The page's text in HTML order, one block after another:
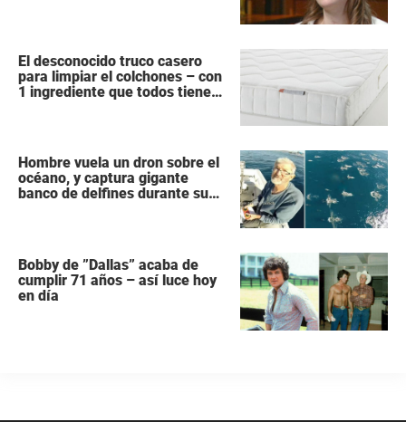
El desconocido truco casero
para limpiar el colchones – con
1 ingrediente que todos tiene
Hombre vuela un dron sobre el
océano, y captura gigante
banco de delfines durante su
Bobby de ”Dallas” acaba de
cumplir 71 años – así luce hoy
en día